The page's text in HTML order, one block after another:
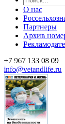
О нас
Партнеры
Архив
+7 967 133 08 09
info@vetandlife.ru